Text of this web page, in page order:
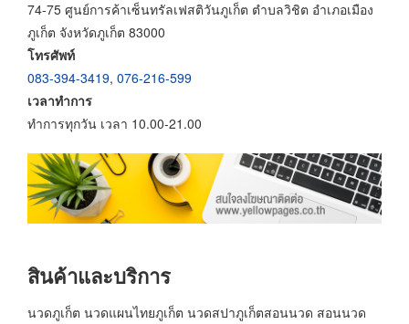
74-75 ศูนย์การค้าเซ็นทรัลเฟสติวันภูเก็ต ตำบลวิชิต อำเภอเมือง
ภูเก็ต จังหวัดภูเก็ต 83000
โทรศัพท์
083-394-3419, 076-216-599
เวลาทำการ
ทำการทุกวัน เวลา 10.00-21.00
สินค้าและบริการ
นวดภูเก็ต นวดแผนไทยภูเก็ต นวดสปาภูเก็ตสอนนวด สอนนวด